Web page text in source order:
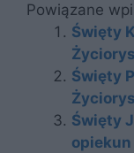
Powiązane
Święty
Święty
Święty